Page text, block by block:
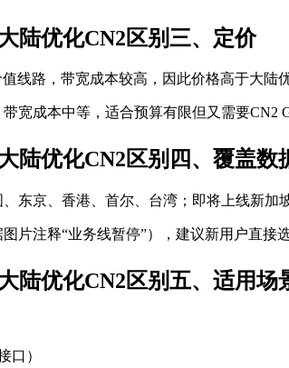
陆优化CN2区别三、定价
线路，带宽成本较高，因此价格高于大陆
宽成本中等，适合预算有限但又需要CN2
陆优化CN2区别四、覆盖数
东京、香港、首尔、台湾；即将上线新加
片注释“业务线暂停”），建议新用户直接
陆优化CN2区别五、适用场
口）